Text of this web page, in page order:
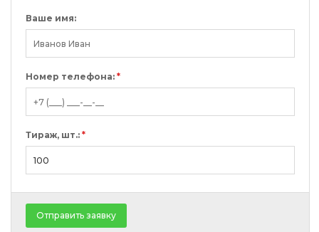
Ваше имя:
Номер телефона: *
Тираж, шт.: *
Отправить заявку